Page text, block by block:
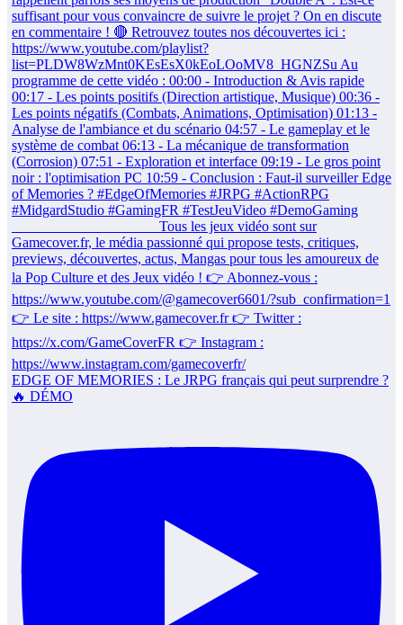
EDGE OF MEMORIES : Le JRPG français qui peut surprendre ?
🔥 DÉMO